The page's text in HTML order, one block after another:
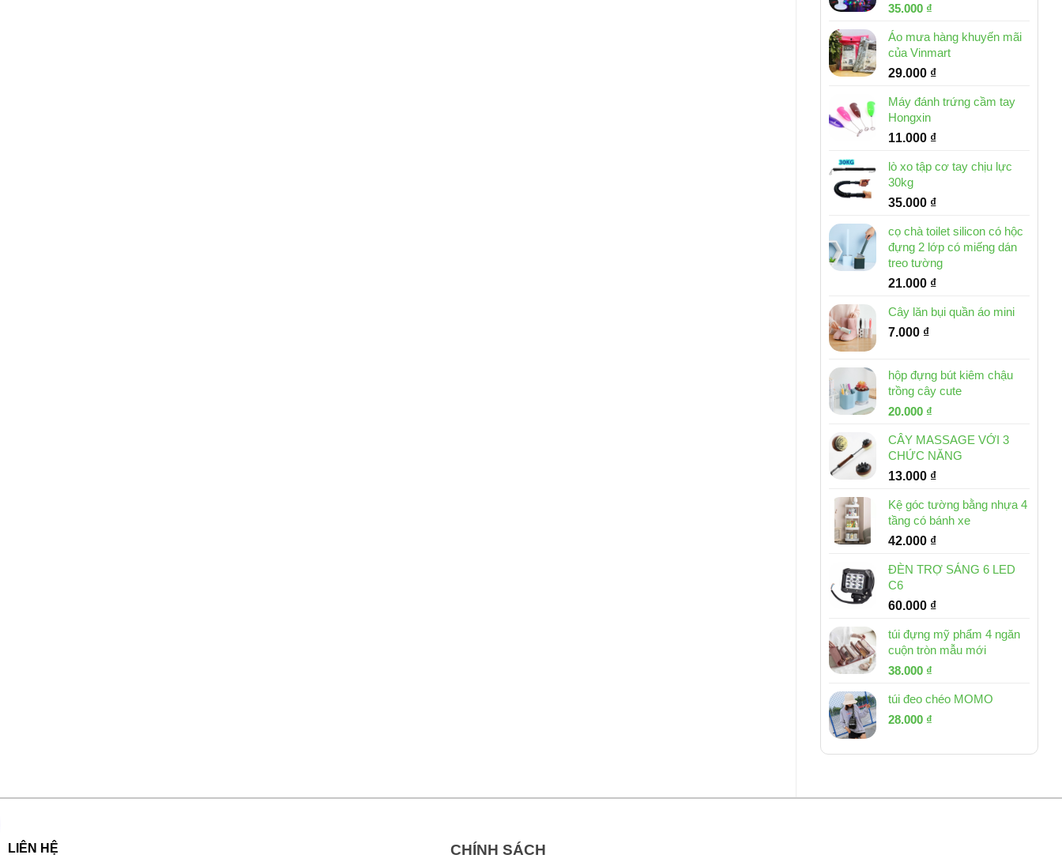
Giá
là:
46.000 ₫.
35.000 ₫
tại
là:
35.000 ₫.
Áo mưa hàng khuyến mãi
của Vinmart
29.000 ₫
Máy đánh trứng cầm tay
Hongxin
11.000 ₫
lò xo tập cơ tay chịu lực
30kg
35.000 ₫
cọ chà toilet silicon có hộc
đựng 2 lớp có miếng dán
treo tường
21.000 ₫
Cây lăn bụi quần áo mini
7.000 ₫
hộp đựng bút kiêm chậu
trồng cây cute
Giá
là:
30.000 ₫.
20.000 ₫
tại
là:
20.000 ₫.
CÂY MASSAGE VỚI 3
CHỨC NĂNG
13.000 ₫
Kệ góc tường bằng nhựa 4
tầng có bánh xe
42.000 ₫
ĐÈN TRỢ SÁNG 6 LED
C6
60.000 ₫
túi đựng mỹ phẩm 4 ngăn
cuộn tròn mẫu mới
Giá
là:
53.000 ₫.
38.000 ₫
tại
túi đeo chéo MOMO
Giá
là:
28.000 ₫
tại
LIÊN HỆ CHÍNH SÁCH